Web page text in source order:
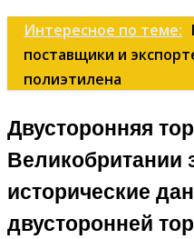
Интересное по теме:
поставщики и
полиэтилена
Двусторонняя
Великобритании
исторические
двусторонней